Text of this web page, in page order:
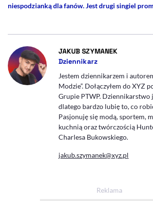
niespodzianką dla fanów. Jest drugi singiel
JAKUB SZYMANEK- AUTOR
Dziennikarz
Jestem dziennikarzem i
Modzie”. Dołączyłem do XYZ
Grupie PTWP. Dziennikarstwo
dlatego bardzo lubię to, co
Pasjonuję się modą, sportem,
kuchnią oraz twórczością
Charlesa Bukowskiego.
jakub.szymanek@xyz.pl